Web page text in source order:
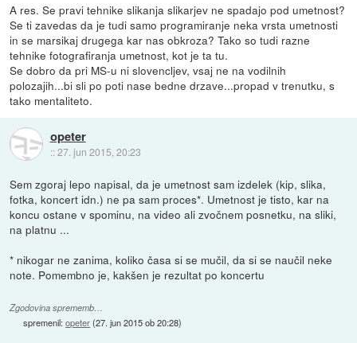
A res. Se pravi tehnike slikanja slikarjev ne spadajo pod umetnost?
Se ti zavedas da je tudi samo programiranje neka vrsta umetnosti
in se marsikaj drugega kar nas obkroza? Tako so tudi razne
tehnike fotografiranja umetnost, kot je ta tu.
Se dobro da pri MS-u ni slovencljev, vsaj ne na vodilnih
polozajih...bi sli po poti nase bedne drzave...propad v trenutku, s
tako mentaliteto.
opeter
::27. jun 2015, 20:23
Sem zgoraj lepo napisal, da je umetnost sam izdelek (kip, slika,
fotka, koncert idn.) ne pa sam proces*. Umetnost je tisto, kar na
koncu ostane v spominu, na video ali zvočnem posnetku, na sliki,
na platnu ...
* nikogar ne zanima, koliko časa si se mučil, da si se naučil neke
note. Pomembno je, kakšen je rezultat po koncertu
Zgodovina sprememb…
spremenil:opeter(27. jun 2015 ob 20:28)